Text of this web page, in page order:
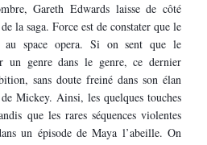
Gareth Edwards laisse de côté
la saga. Force est de constater que le
au space opera. Si on sent que le
un genre dans le genre, ce dernier
sans doute freiné dans son élan
Mickey. Ainsi, les quelques touches
que les rares séquences violentes
un épisode de Maya l’abeille. On